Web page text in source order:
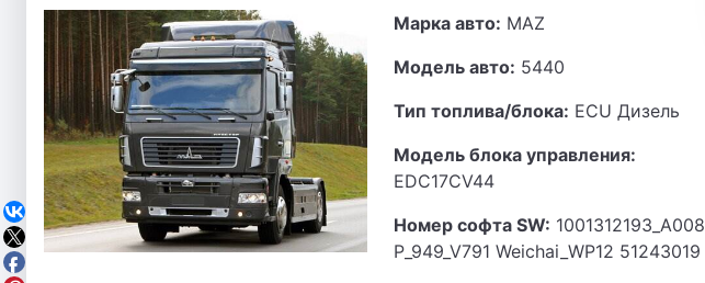
Марка авто: MAZ
Модель авто: 5440
Тип топлива/блока: ECU Дизель
Модель блока управления:
EDC17CV44
Номер софта SW: 1001312193_A008
P_949_V791 Weichai_WP12 51243019